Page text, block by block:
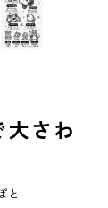
さわ
と